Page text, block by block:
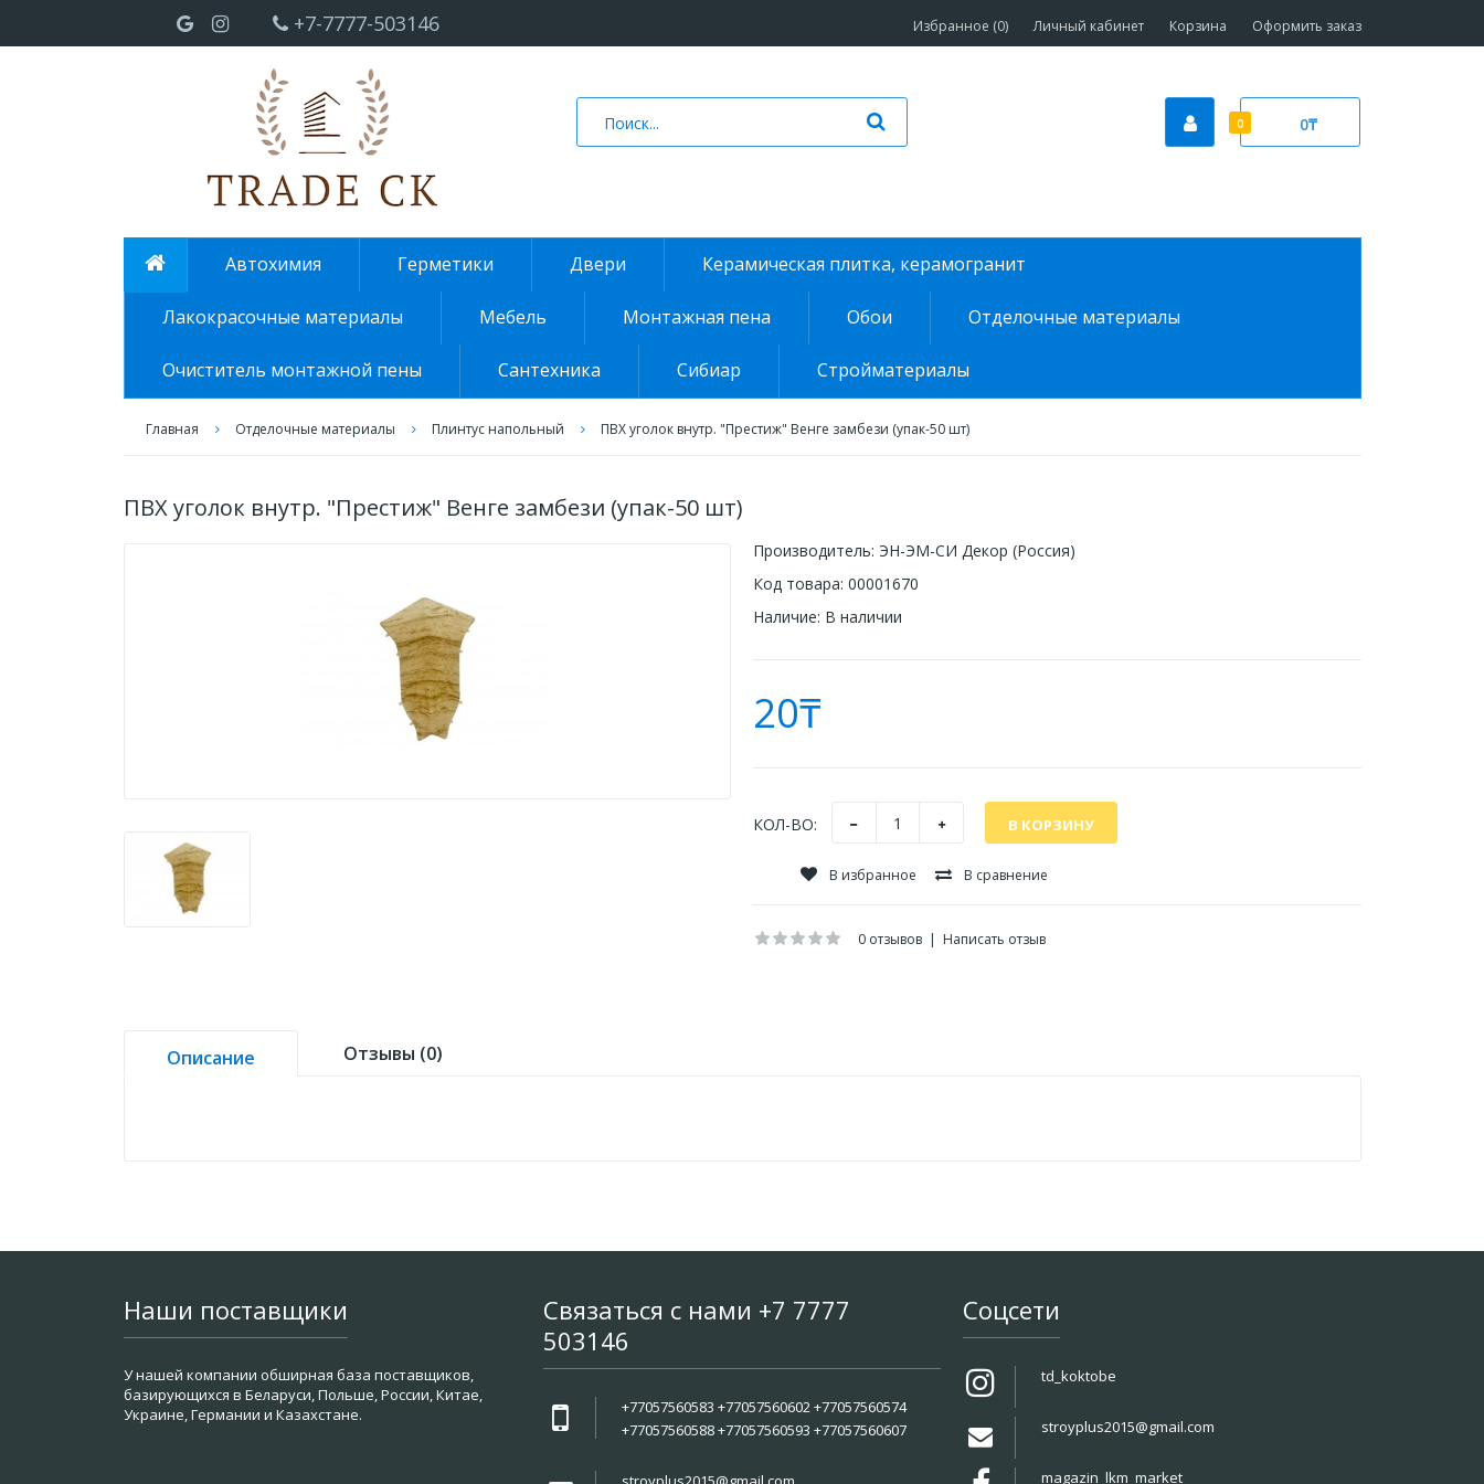
+7-7777-503146 Избранное (0) Личный кабинет Корзина Оформить заказ
0 0₸
Автохимия Герметики Двери Керамическая плитка, керамогранит
Лакокрасочные материалы Мебель Монтажная пена Обои Отделочные материалы
Очиститель монтажной пены Сантехника Сибиар Стройматериалы
Главная Отделочные материалы Плинтус напольный ПВХ уголок внутр. "Престиж" Венге замбези (упак-50 шт)
ПВХ уголок внутр. "Престиж" Венге замбези (упак-50 шт)
Производитель: ЭН-ЭМ-СИ Декор (Россия)
Код товара: 00001670
Наличие: В наличии
20₸
КОЛ-ВО:
В избранное В сравнение
0 отзывов | Написать отзыв
Описание Отзывы (0)
Наши поставщики
У нашей компании обширная база поставщиков,
базирующихся в Беларуси, Польше, России, Китае,
Украине, Германии и Казахстане.
Связаться с нами +7 7777
503146
+77057560583 +77057560602 +77057560574
+77057560588 +77057560593 +77057560607
Соцсети
td_koktobe
stroyplus2015@gmail.com
magazin_lkm_market